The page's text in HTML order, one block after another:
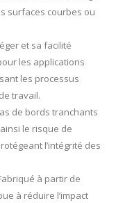
surfaces courbes ou
et sa facilité
les applications
les processus
travail.
de bords tranchants
le risque de
l’intégrité des
à partir de
à réduire l’impact